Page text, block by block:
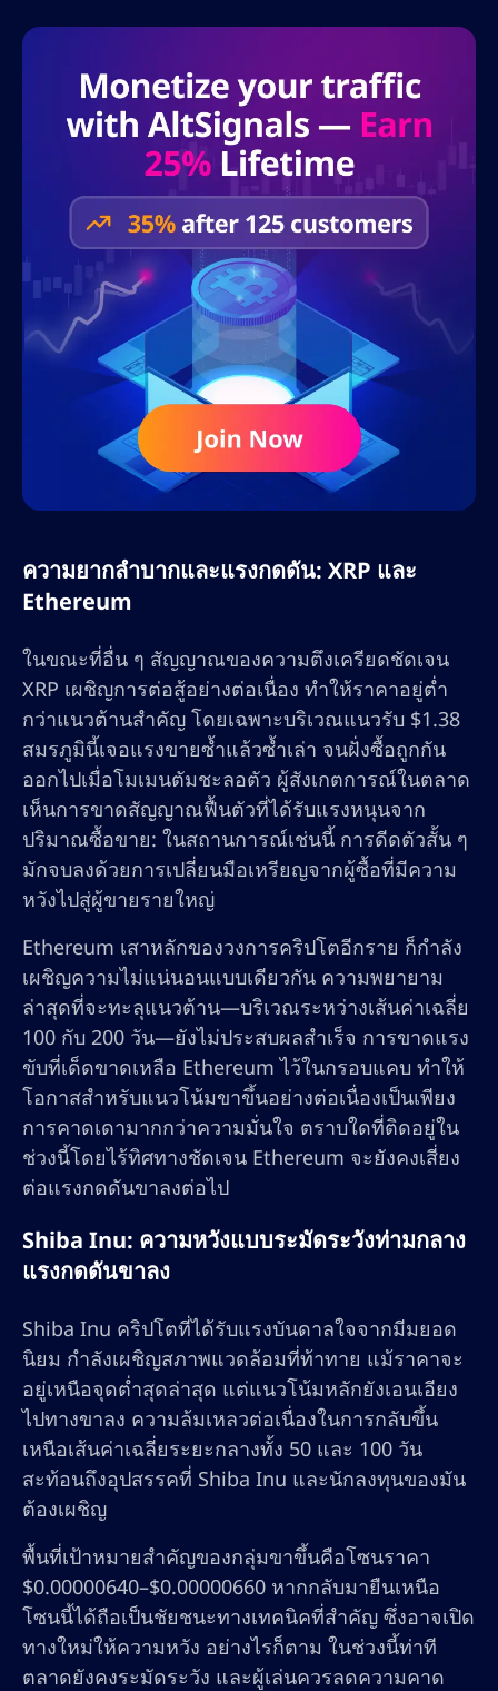
ความยากลำบากและแรงกดดัน: XRP และ
Ethereum
ในขณะที่อื่น ๆ สัญญาณของความตึงเครียดชัดเจน
XRP เผชิญการต่อสู้อย่างต่อเนื่อง ทำให้ราคาอยู่ต่ำ
กว่าแนวต้านสำคัญ โดยเฉพาะบริเวณแนวรับ $1.38
สมรภูมินี้เจอแรงขายซ้ำแล้วซ้ำเล่า จนฝั่งซื้อถูกกัน
ออกไปเมื่อโมเมนตัมชะลอตัว ผู้สังเกตการณ์ในตลาด
เห็นการขาดสัญญาณฟื้นตัวที่ได้รับแรงหนุนจาก
ปริมาณซื้อขาย: ในสถานการณ์เช่นนี้ การดีดตัวสั้น ๆ
มักจบลงด้วยการเปลี่ยนมือเหรียญจากผู้ซื้อที่มีความ
หวังไปสู่ผู้ขายรายใหญ่
Ethereum เสาหลักของวงการคริปโตอีกราย ก็กำลัง
เผชิญความไม่แน่นอนแบบเดียวกัน ความพยายาม
ล่าสุดที่จะทะลุแนวต้าน—บริเวณระหว่างเส้นค่าเฉลี่ย
100 กับ 200 วัน—ยังไม่ประสบผลสำเร็จ การขาดแรง
ขับที่เด็ดขาดเหลือ Ethereum ไว้ในกรอบแคบ ทำให้
โอกาสสำหรับแนวโน้มขาขึ้นอย่างต่อเนื่องเป็นเพียง
การคาดเดามากกว่าความมั่นใจ ตราบใดที่ติดอยู่ใน
ช่วงนี้โดยไร้ทิศทางชัดเจน Ethereum จะยังคงเสี่ยง
ต่อแรงกดดันขาลงต่อไป
Shiba Inu: ความหวังแบบระมัดระวังท่ามกลาง
แรงกดดันขาลง
Shiba Inu คริปโตที่ได้รับแรงบันดาลใจจากมีมยอด
นิยม กำลังเผชิญสภาพแวดล้อมที่ท้าทาย แม้ราคาจะ
อยู่เหนือจุดต่ำสุดล่าสุด แต่แนวโน้มหลักยังเอนเอียง
ไปทางขาลง ความล้มเหลวต่อเนื่องในการกลับขึ้น
เหนือเส้นค่าเฉลี่ยระยะกลางทั้ง 50 และ 100 วัน
สะท้อนถึงอุปสรรคที่ Shiba Inu และนักลงทุนของมัน
ต้องเผชิญ
พื้นที่เป้าหมายสำคัญของกลุ่มขาขึ้นคือโซนราคา
$0.00000640–$0.00000660 หากกลับมายืนเหนือ
โซนนี้ได้ถือเป็นชัยชนะทางเทคนิคที่สำคัญ ซึ่งอาจเปิด
ทางใหม่ให้ความหวัง อย่างไรก็ตาม ในช่วงนี้ท่าที
ตลาดยังคงระมัดระวัง และผู้เล่นควรลดความคาด